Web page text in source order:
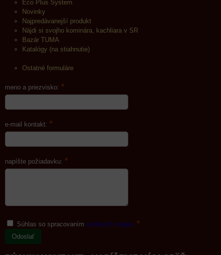
Eco Plus System
Novinky
Najpredávanejší produkt
Nájdi si svojho kominára, kachliara v SR
Bazár TUMA
Katalógy (na stiahnutie)
Ostatné formuláre
meno a priezvisko: *
e-mail kontakt: *
napíšte požiadavku: *
Súhlas so spracovaním osobných údajov *
Odoslať